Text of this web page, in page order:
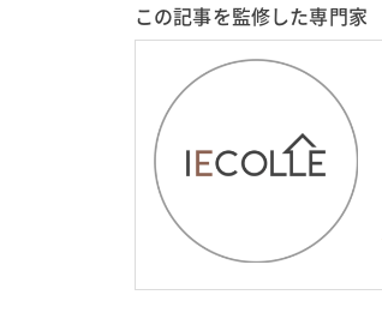
この記事を監修した専門家